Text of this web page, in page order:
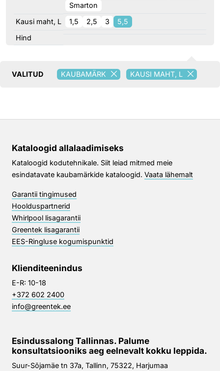
Smarton
Kausi maht, L
1,5 2,5 3
5,5
Hind
VALITUD KAUBAMÄRK KAUSI MAHT, L
Kataloogid allalaadimiseks
Kataloogid kodutehnikale. Siit leiad mitmed meie
esindatavate kaubamärkide kataloogid. Vaata lähemalt
Garantii tingimused
Hoolduspartnerid
Whirlpool lisagarantii
Greentek lisagarantii
EES-Ringluse kogumispunktid
Klienditeenindus
E-R: 10-18
+372 602 2400
info@greentek.ee
Esindussalong Tallinnas. Palume
konsultatsiooniks aeg eelnevalt kokku leppida.
Suur-Sõjamäe tn 37a, Tallinn, 75322, Harjumaa